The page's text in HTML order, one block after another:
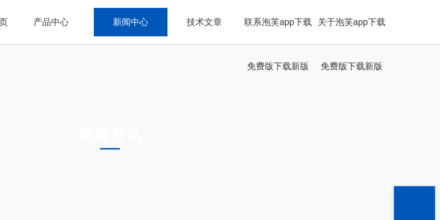
产品中心 新闻中心 技术文章 联系泡芙app下载
免费版下载新版
关于泡芙app下载
免费版下载新版